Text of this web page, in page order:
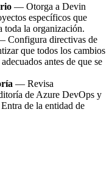
— Otorga a Devin
específicos que
toda la organización.
Configura directivas de
que todos los cambios
antes de que se
— Revisa
de Azure DevOps y
de la entidad de